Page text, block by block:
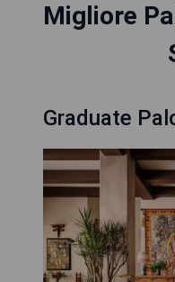
Migliore
Graduate